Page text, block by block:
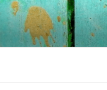
Zum
Inhalt
springen